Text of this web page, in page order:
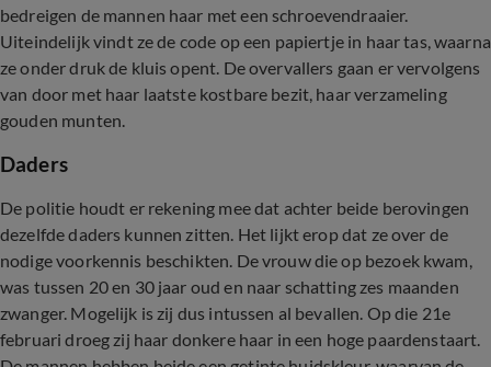
bedreigen de mannen haar met een schroevendraaier.
Uiteindelijk vindt ze de code op een papiertje in haar tas, waarna
ze onder druk de kluis opent. De overvallers gaan er vervolgens
van door met haar laatste kostbare bezit, haar verzameling
gouden munten.
Daders
De politie houdt er rekening mee dat achter beide berovingen
dezelfde daders kunnen zitten. Het lijkt erop dat ze over de
nodige voorkennis beschikten. De vrouw die op bezoek kwam,
was tussen 20 en 30 jaar oud en naar schatting zes maanden
zwanger. Mogelijk is zij dus intussen al bevallen. Op die 21e
februari droeg zij haar donkere haar in een hoge paardenstaart.